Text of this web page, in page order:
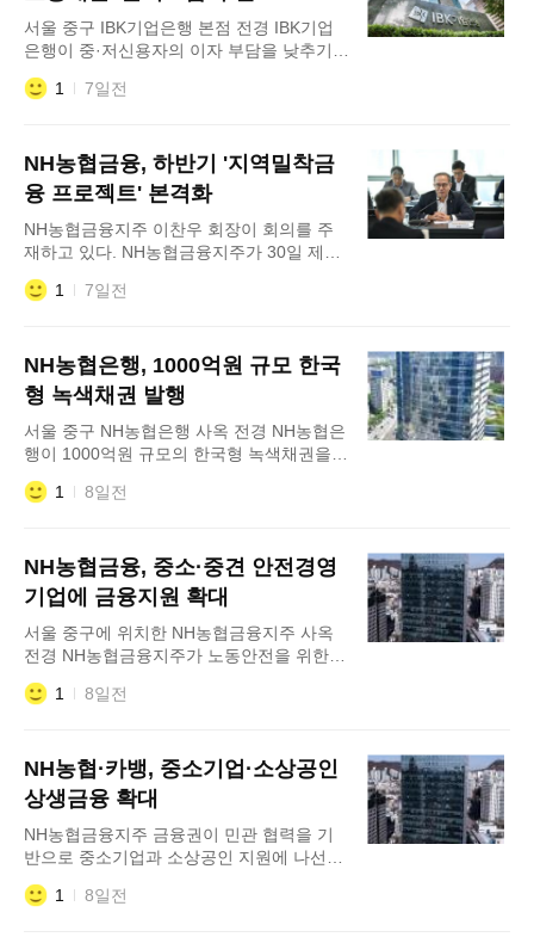
은행장은 31일 서울 중구 기업은행 본점에
서 열린 창립 65주년 기념식에서 이 같은
서울 중구 IBK기업은행 본점 전경 IBK기업
은행이 중·저신용자의 이자 부담을 낮추기
위해 총 1조원 규모의 개인 신용대출 상품을
선보였다. 단일금리와 장기 분할상환 방식을
은 31일 개인신용평점(CB) 하위 50%에 해
당하는 중·저신용자를 대상으로 ‘IBK 착한금
리 포용대출’을 출시했다고 밝
1 7일전
NH농협금융, 하반기 '지역밀착금
융 프로젝트' 본격화
NH농협금융지주 이찬우 회장이 회의를 주
재하고 있다. NH농협금융지주가 30일 제3
차 '생산적·포용금융 특별위원회'를 열고 하
반기 지역밀착형 생산적·포용금융 확대 계획
등 약 50명이 참석했다. 위원회는 NH생산적
금융 4호 사업으로 '지역밀착금융 프로젝
트'를 선정하고 신속
1 7일전
NH농협은행, 1000억원 규모 한국
형 녹색채권 발행
서울 중구 NH농협은행 사옥 전경 NH농협은
행이 1000억원 규모의 한국형 녹색채권을
연 3.69% 금리로 발행했다고 31일 밝혔다.
이번 발행은 2023년 이후 약 3년 만에 이뤄
추진됐다. 한국형 녹색분류체계(K-
Taxonomy)에 부합하는 1년 만기 선순위채
권이며, 조달 자금은 리스·렌트용 무공해차
량 구매사업 등 친환경 사
1 8일전
NH농협금융, 중소·중견 안전경영
기업에 금융지원 확대
서울 중구에 위치한 NH농협금융지주 사옥
전경 NH농협금융지주가 노동안전을 위한
환경·사회·지배구조(ESG) 상생 모델 구축에
나선다. NH농협금융이 한국산업안전보건공
30일 밝혔다. 이번 협약은 정부의 '노동안전
종합대책'에 부응하기 위해 마련됐다.&nbs
1 8일전
NH농협·카뱅, 중소기업·소상공인
상생금융 확대
NH농협금융지주 금융권이 민관 협력을 기
반으로 중소기업과 소상공인 지원에 나선다.
NH농협금융이 한국산업안전보건공단과 '중
소·중견기업 산업안전 지원 상생협력을 위한
1 8일전